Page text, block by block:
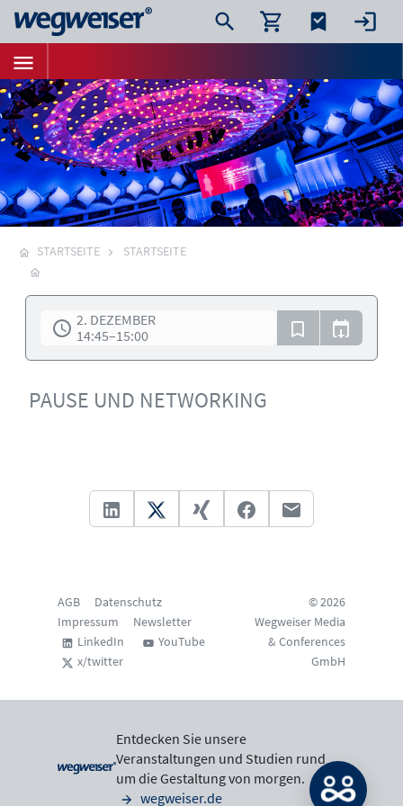
STARTSEITE STARTSEITE
2. DEZEMBER
14:45–15:00
PAUSE UND NETWORKING
AGB
Datenschutz
Impressum
Newsletter
LinkedIn
YouTube
x/twitter
© 2026
Wegweiser Media
& Conferences
GmbH
Entdecken Sie unsere
Veranstaltungen und Studien rund
um die Gestaltung von morgen.
wegweiser.de